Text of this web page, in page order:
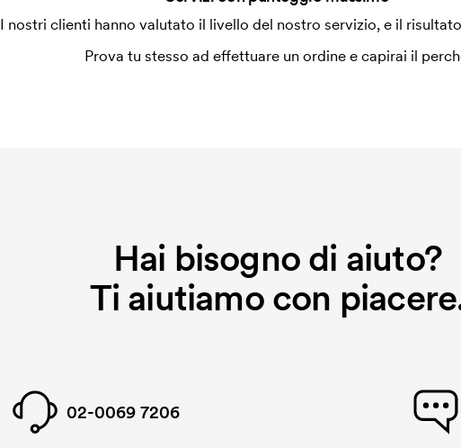
I nostri clienti hanno valutato il livello del nostro servizio, e il
Prova tu stesso ad effettuare un ordine e capirai il
Hai bisogno di aiuto?
Ti aiutiamo con
02-0069 7206